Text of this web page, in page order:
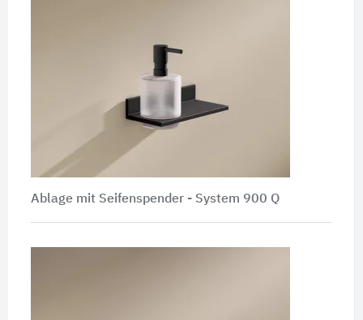
Ablage mit Seifenspender - System 900 Q